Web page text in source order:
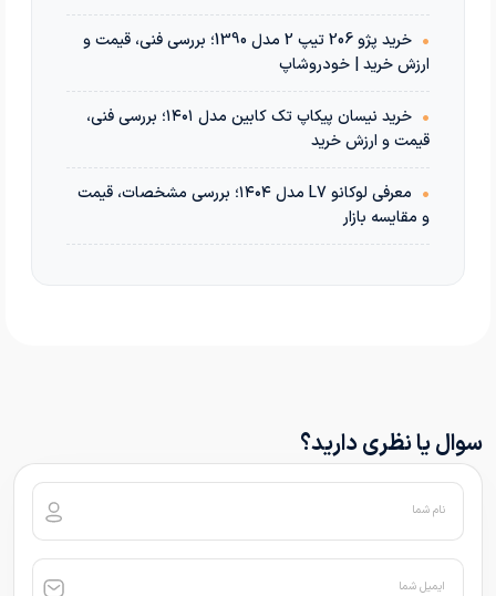
•
خرید پژو 206 تیپ 2 مدل 1390؛ بررسی فنی، قیمت و
ارزش خرید | خودروشاپ
•
خرید نیسان پیکاپ تک کابین مدل ۱۴۰۱؛ بررسی فنی،
قیمت و ارزش خرید
•
معرفی لوکانو L7 مدل ۱۴۰۴؛ بررسی مشخصات، قیمت
و مقایسه بازار
سوال یا نظری دارید؟
نام شما
ایمیل شما